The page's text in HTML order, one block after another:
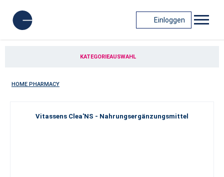
Einloggen
KATEGORIEAUSWAHL
HOME PHARMACY
Vitassens Clea'NS - Nahrungsergänzungsmittel